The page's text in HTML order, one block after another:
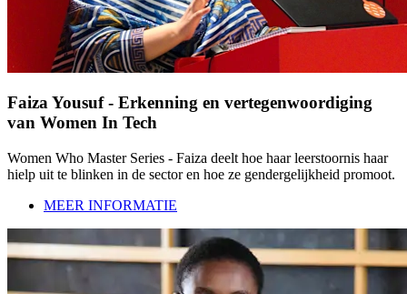
Faiza Yousuf - Erkenning en vertegenwoordiging
van Women In Tech
Women Who Master Series - Faiza deelt hoe haar leerstoornis haar
hielp uit te blinken in de sector en hoe ze gendergelijkheid promoot.
MEER INFORMATIE